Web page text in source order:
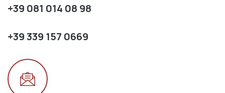
+39 081 014 08 98
+39 339 157 0669